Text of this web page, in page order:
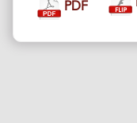
PDF